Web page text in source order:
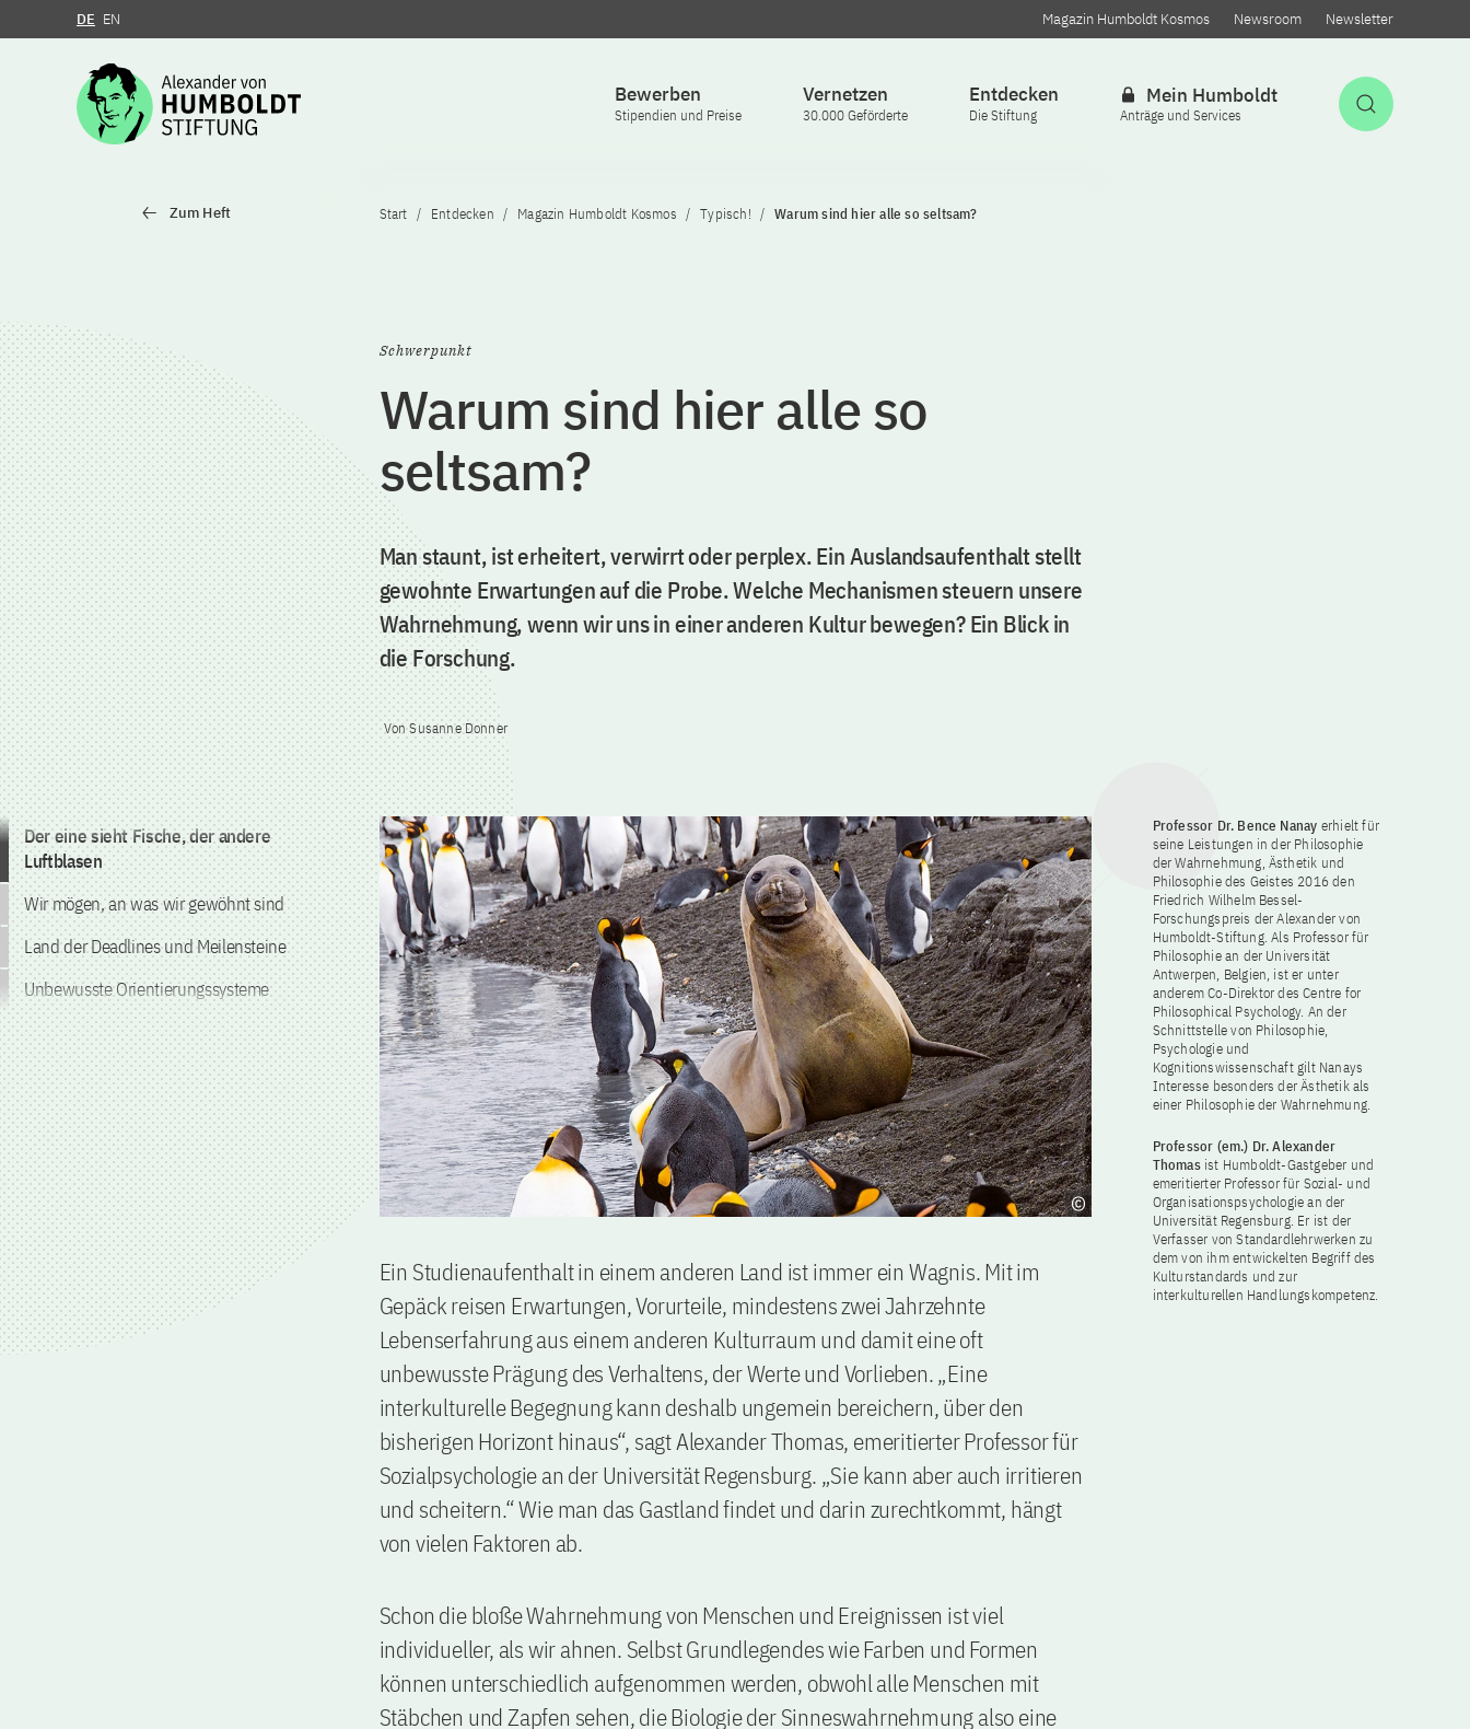
Zum Inhalt springen
DE EN Magazin Humboldt Kosmos Newsroom Newsletter
Bewerben
Stipendien und Preise
Vernetzen
30.000 Geförderte
Entdecken
Die Stiftung
Mein Humboldt
Anträge und Services
Zum Heft Start Entdecken Magazin Humboldt Kosmos Typisch! Warum sind hier alle so seltsam?
Schwerpunkt
Warum sind hier alle so
seltsam?
Man staunt, ist erheitert, verwirrt oder perplex. Ein Auslandsaufenthalt stellt
gewohnte Erwartungen auf die Probe. Welche Mechanismen steuern unsere
Wahrnehmung, wenn wir uns in einer anderen Kultur bewegen? Ein Blick in
die Forschung.
Von Susanne Donner
Zum Inhalt springen
Der eine sieht Fische, der andere
Luftblasen
Wir mögen, an was wir gewöhnt sind
Land der Deadlines und Meilensteine
Unbewusste Orientierungssysteme
Professor Dr. Bence Nanay erhielt für
seine Leistungen in der Philosophie
der Wahrnehmung, Ästhetik und
Philosophie des Geistes 2016 den
Friedrich Wilhelm Bessel-
Forschungspreis der Alexander von
Humboldt-Stiftung. Als Professor für
Philosophie an der Universität
Antwerpen, Belgien, ist er unter
anderem Co-Direktor des Centre for
Philosophical Psychology. An der
Schnittstelle von Philosophie,
Psychologie und
Kognitionswissenschaft gilt Nanays
Interesse besonders der Ästhetik als
einer Philosophie der Wahrnehmung.
Professor (em.) Dr. Alexander
Thomas ist Humboldt-Gastgeber und
emeritierter Professor für Sozial- und
Organisationspsychologie an der
Universität Regensburg. Er ist der
Verfasser von Standardlehrwerken zu
dem von ihm entwickelten Begriff des
Kulturstandards und zur
interkulturellen Handlungskompetenz.
Ein Studienaufenthalt in einem anderen Land ist immer ein Wagnis. Mit im
Gepäck reisen Erwartungen, Vorurteile, mindestens zwei Jahrzehnte
Lebenserfahrung aus einem anderen Kulturraum und damit eine oft
unbewusste Prägung des Verhaltens, der Werte und Vorlieben. „Eine
interkulturelle Begegnung kann deshalb ungemein bereichern, über den
bisherigen Horizont hinaus“, sagt Alexander Thomas, emeritierter Professor für
Sozialpsychologie an der Universität Regensburg. „Sie kann aber auch irritieren
und scheitern.“ Wie man das Gastland findet und darin zurechtkommt, hängt
von vielen Faktoren ab.
Schon die bloße Wahrnehmung von Menschen und Ereignissen ist viel
individueller, als wir ahnen. Selbst Grundlegendes wie Farben und Formen
können unterschiedlich aufgenommen werden, obwohl alle Menschen mit
Stäbchen und Zapfen sehen, die Biologie der Sinneswahrnehmung also eine